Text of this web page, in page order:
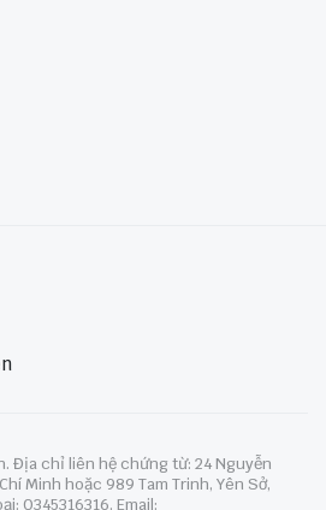
Địa chỉ liên hệ chứng từ: 24 Nguyễn
Minh hoặc 989 Tam Trinh, Yên Sở,
0345316316. Email: